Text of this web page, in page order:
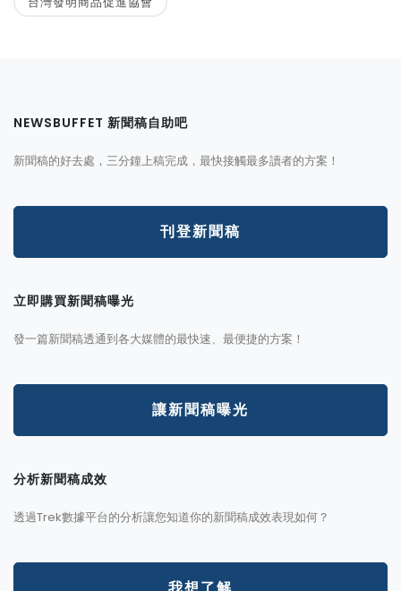
NEWSBUFFET 新聞稿自助吧
新聞稿的好去處，三分鐘上稿完成，最快接觸最多讀者的方案！
刊登新聞稿
立即購買新聞稿曝光
發一篇新聞稿透通到各大媒體的最快速、最便捷的方案！
讓新聞稿曝光
分析新聞稿成效
透過Trek數據平台的分析讓您知道你的新聞稿成效表現如何？